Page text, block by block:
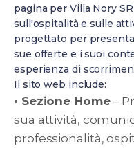
pagina per Villa Nory
sull'ospitalità e sulle
progettato per
sue offerte e i suoi
esperienza di
Il sito web include:
• Sezione Home–
sua attività,
professionalità,